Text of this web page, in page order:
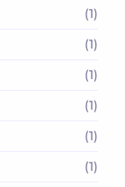
(1)
(1)
(1)
(1)
(1)
(1)